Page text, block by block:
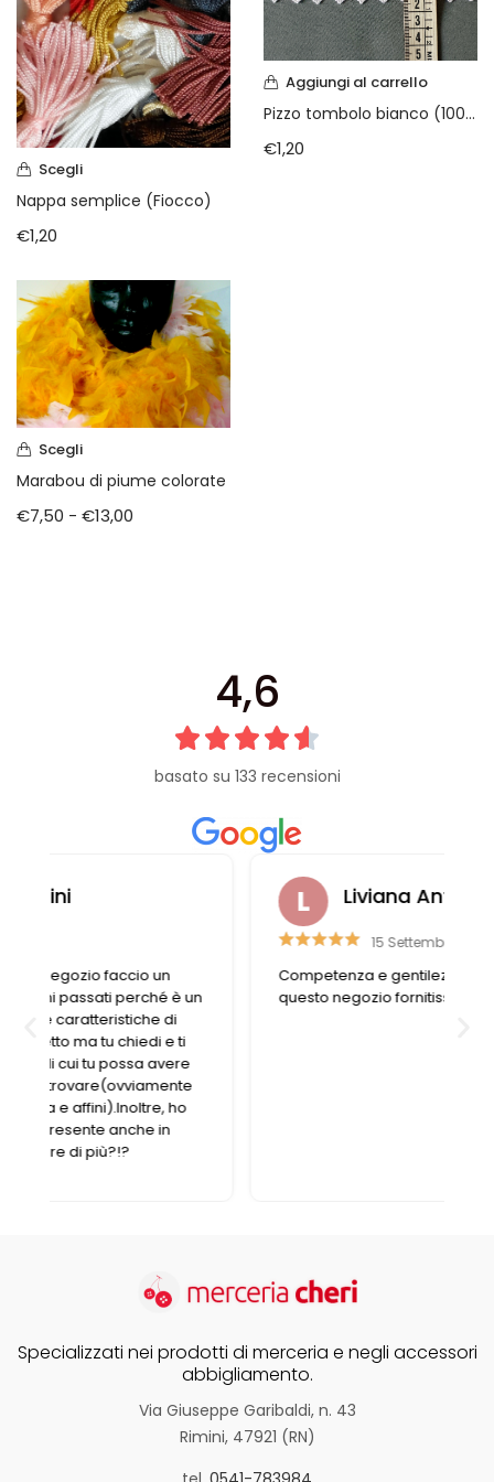
Vintage (165)
Scegli
Nappa semplice (Fiocco)
€1,20
Aggiungi al carrello
Pizzo tombolo bianco (100% cotone )
€1,20
Scegli
Marabou di piume colorate
€7,50 - €13,00
4,6
basato su 133 recensioni
Liviana Antolini
15 Settembre 2023
Competenza e gentilezza caratterizzano
questo negozio fornitissimo nel suo genere.
Specializzati nei prodotti di merceria e negli accessori
abbigliamento.
Via Giuseppe Garibaldi, n. 43
Rimini, 47921 (RN)